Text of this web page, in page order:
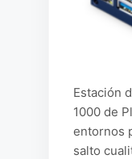
Estación
1000 de
entornos
salto